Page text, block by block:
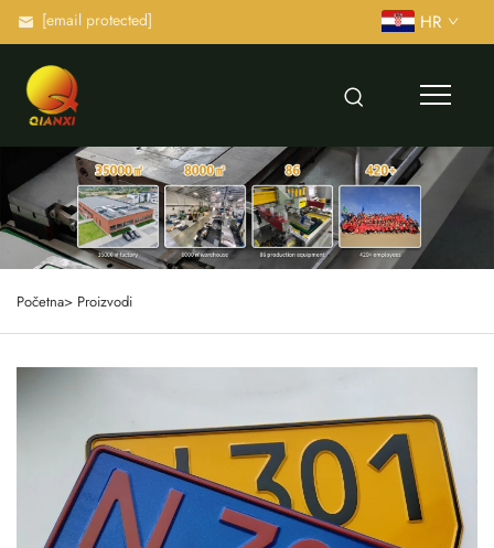
[email protected] HR
Početna> Proizvodi